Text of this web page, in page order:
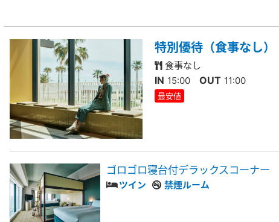
特別優待（食事なし）
食事なし
IN 15:00 OUT 11:00
最安値
ゴロゴロ寝台付デラックスコーナー
ツイン 禁煙ルーム